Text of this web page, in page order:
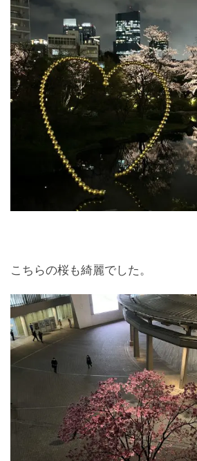
こちらの桜も綺麗でした。